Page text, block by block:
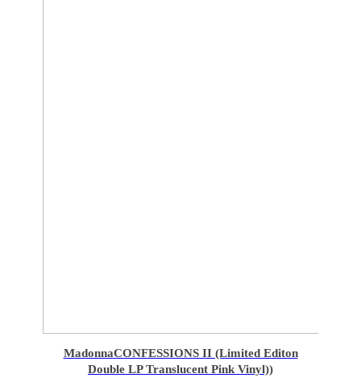
MadonnaCONFESSIONS II (Limited Editon
Double LP Translucent Pink Vinyl))